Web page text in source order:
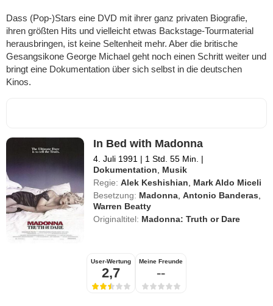
Dass (Pop-)Stars eine DVD mit ihrer ganz privaten Biografie,
ihren größten Hits und vielleicht etwas Backstage-Tourmaterial
herausbringen, ist keine Seltenheit mehr. Aber die britische
Gesangsikone George Michael geht noch einen Schritt weiter und
bringt eine Dokumentation über sich selbst in die deutschen
Kinos.
In Bed with Madonna
4. Juli 1991 | 1 Std. 55 Min. |
Dokumentation, Musik
Regie: Alek Keshishian, Mark Aldo Miceli
Besetzung: Madonna,Antonio Banderas,
Warren Beatty
Originaltitel: Madonna: Truth or Dare
User-Wertung
2,7
Meine Freunde
--